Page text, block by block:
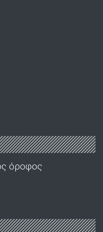
όροφος